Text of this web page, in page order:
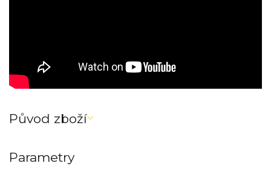
Původ zboží
Parametry